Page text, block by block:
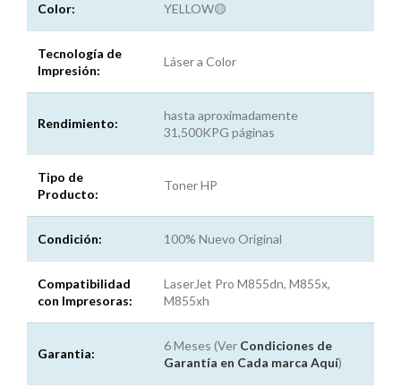
Color: YELLOW🟡
Tecnología de
Impresión:
Láser a Color
Rendimiento:
hasta aproximadamente
31,500KPG páginas
Tipo de
Producto:
Toner HP
Condición: 100% Nuevo Original
Compatibilidad
con Impresoras:
LaserJet Pro M855dn, M855x,
M855xh
Garantia:
6 Meses (Ver Condiciones de
Garantía en Cada marca Aquí)